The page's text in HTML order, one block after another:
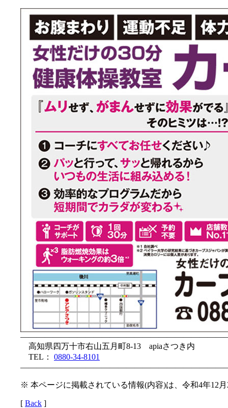
高知県四万十市右山五月町8-13 apiaさつき内
TEL： 0880-34-8101
※ 本ページに掲載されている情報(内容)は、令和4年12
[ Back ]